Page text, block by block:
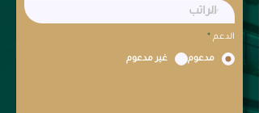
الدعم *
مدعوم غير مدعوم